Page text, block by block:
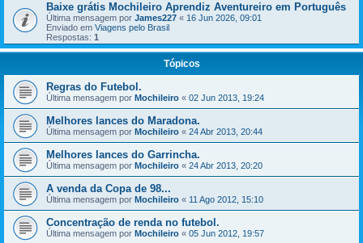
Baixe grátis Mochileiro Aprendiz Aventureiro em Português
Última mensagem por James227 « 16 Jun 2026, 09:01
Enviado em Viagens pelo Brasil
Respostas: 1
Tópicos
Regras do Futebol.
Última mensagem por Mochileiro « 02 Jun 2013, 19:24
Melhores lances do Maradona.
Última mensagem por Mochileiro « 24 Abr 2013, 20:44
Melhores lances do Garrincha.
Última mensagem por Mochileiro « 24 Abr 2013, 20:20
A venda da Copa de 98...
Última mensagem por Mochileiro « 11 Ago 2012, 15:10
Concentração de renda no futebol.
Última mensagem por Mochileiro « 05 Jun 2012, 19:57